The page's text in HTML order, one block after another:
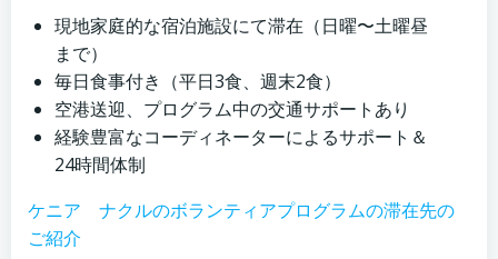
現地家庭的な宿泊施設にて滞在（日曜〜土曜昼
まで）
毎日食事付き（平日3食、週末2食）
空港送迎、プログラム中の交通サポートあり
経験豊富なコーディネーターによるサポート＆
24時間体制
ケニア ナクルのボランティアプログラムの滞在先の
ご紹介